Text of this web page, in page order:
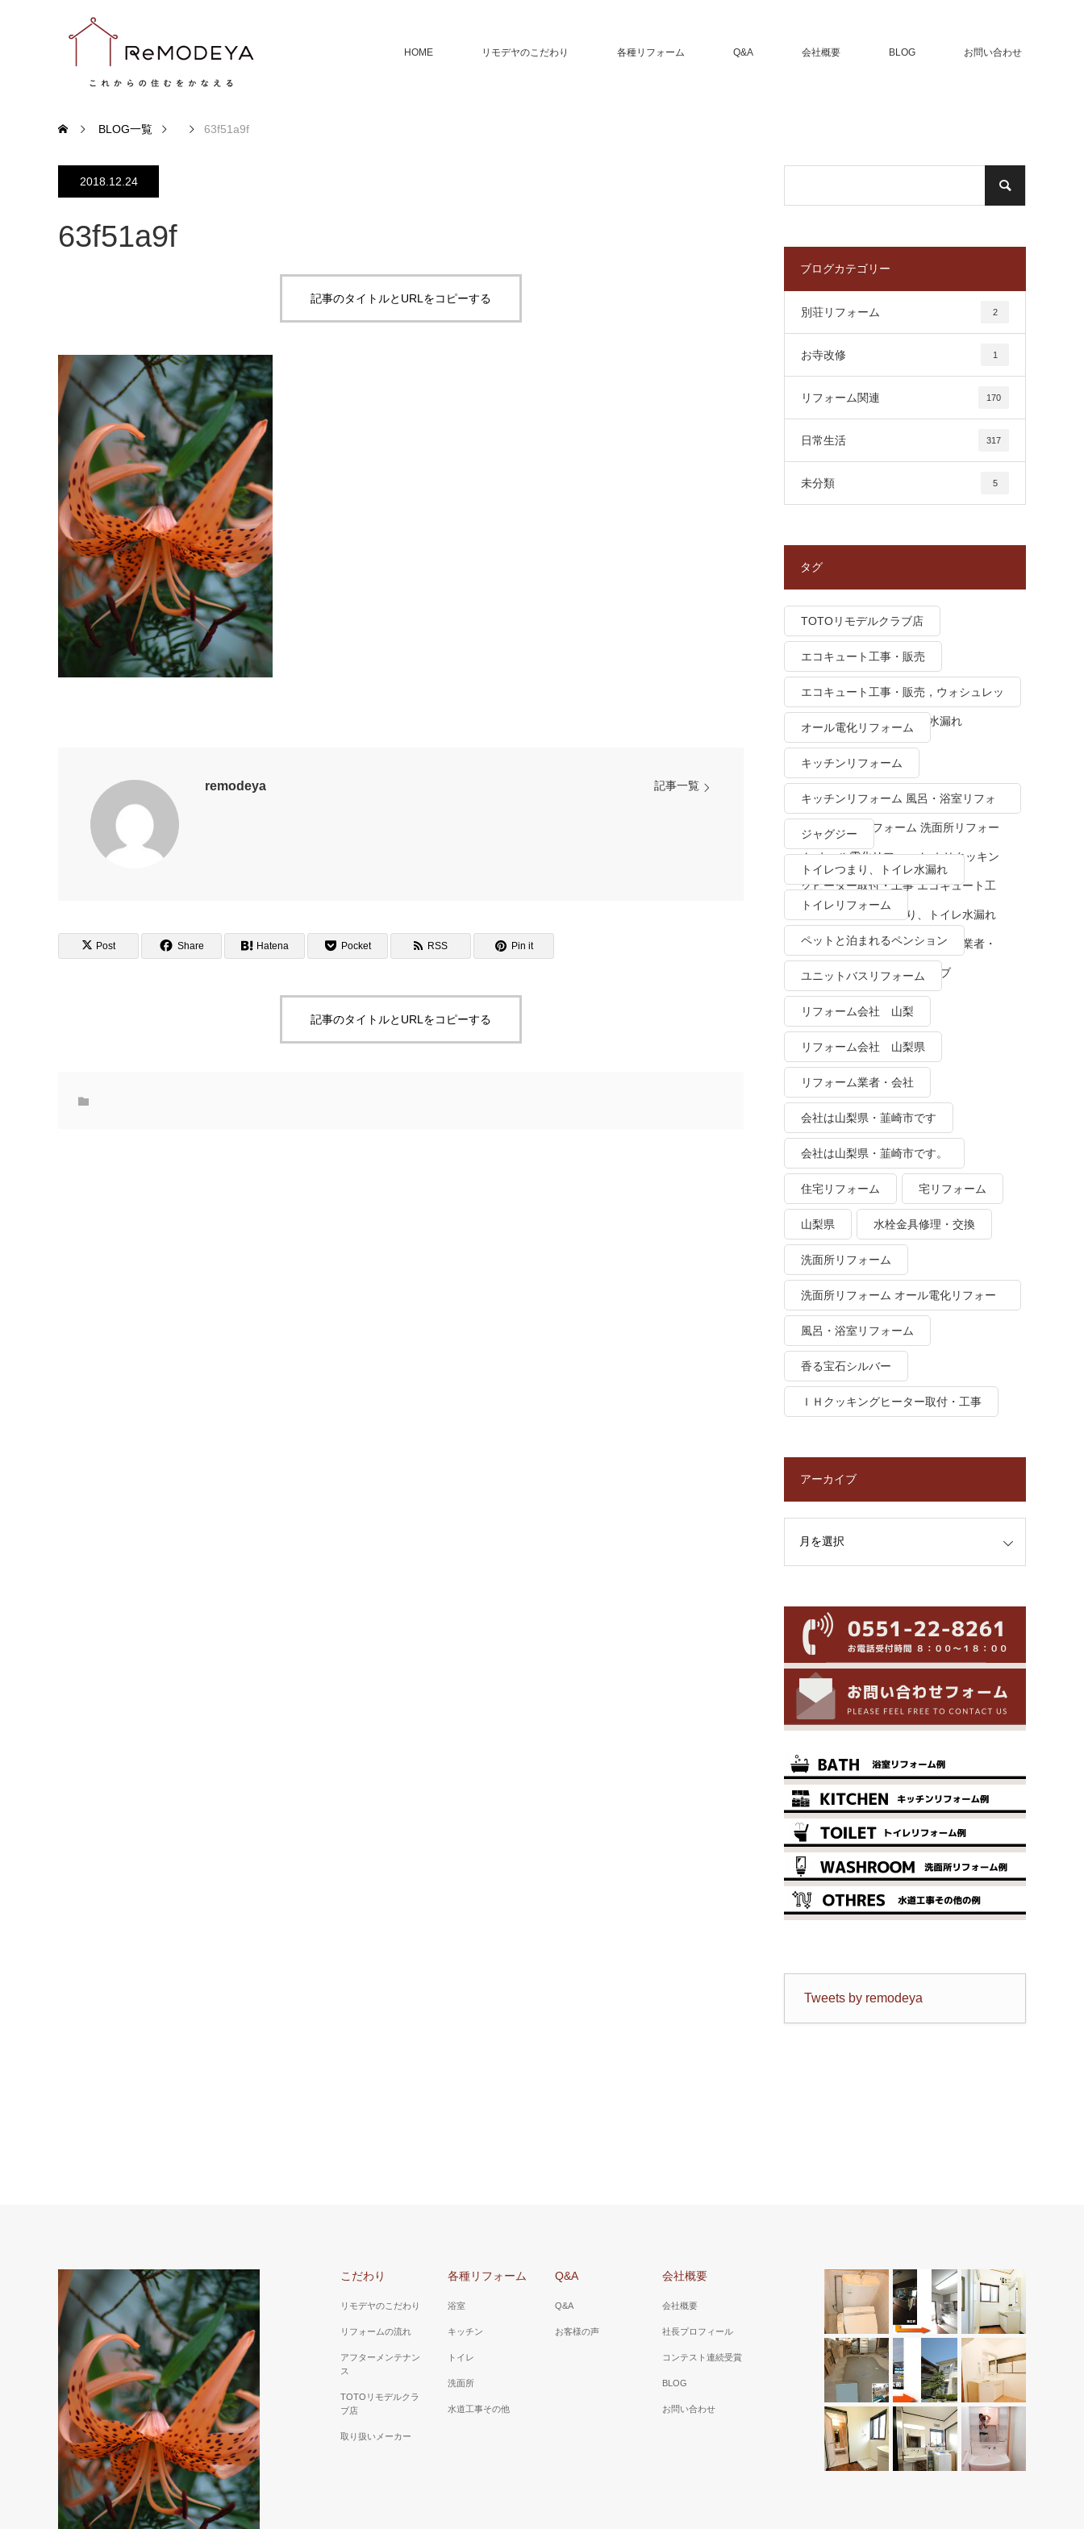
HOME リモデヤのこだわり 各種リフォーム Q&A 会社概要 BLOG お問い合わせ
BLOG一覧 63f51a9f
2018.12.24
63f51a9f
記事のタイトルとURLをコピーする
remodeya 記事一覧
Post Share Hatena Pocket RSS Pin it
記事のタイトルとURLをコピーする
ブログカテゴリー
別荘リフォーム 2
お寺改修 1
リフォーム関連 170
日常生活 317
未分類 5
タグ
TOTOリモデルクラブ店
エコキュート工事・販売
エコキュート工事・販売，ウォシュレッ
ト トイレつまり、トイレ水漏れ
オール電化リフォーム
キッチンリフォーム
キッチンリフォーム 風呂・浴室リフォ
ーム トイレリフォーム 洗面所リフォー
ム オール電化リフォーム ＩＨクッキン
グヒーター取付・工事 エコキュート工
事・販売 トイレつまり、トイレ水漏れ
水栓金具修理・交換 リフォーム業者・
会社 ＴＯＴＯリモデルクラブ
ジャグジー
トイレつまり、トイレ水漏れ
トイレリフォーム
ペットと泊まれるペンション
ユニットバスリフォーム
リフォーム会社 山梨
リフォーム会社 山梨県
リフォーム業者・会社
会社は山梨県・韮崎市です
会社は山梨県・韮崎市です。
住宅リフォーム 宅リフォーム
山梨県 水栓金具修理・交換
洗面所リフォーム
洗面所リフォーム オール電化リフォー
ム
風呂・浴室リフォーム
香る宝石シルバー
ＩＨクッキングヒーター取付・工事
アーカイブ
Tweets by remodeya
こだわり
リモデヤのこだわり
リフォームの流れ
アフターメンテナン
ス
TOTOリモデルクラ
ブ店
取り扱いメーカー
各種リフォーム
浴室
キッチン
トイレ
洗面所
水道工事その他
Q&A
Q&A
お客様の声
会社概要
会社概要
社長プロフィール
コンテスト連続受賞
BLOG
お問い合わせ